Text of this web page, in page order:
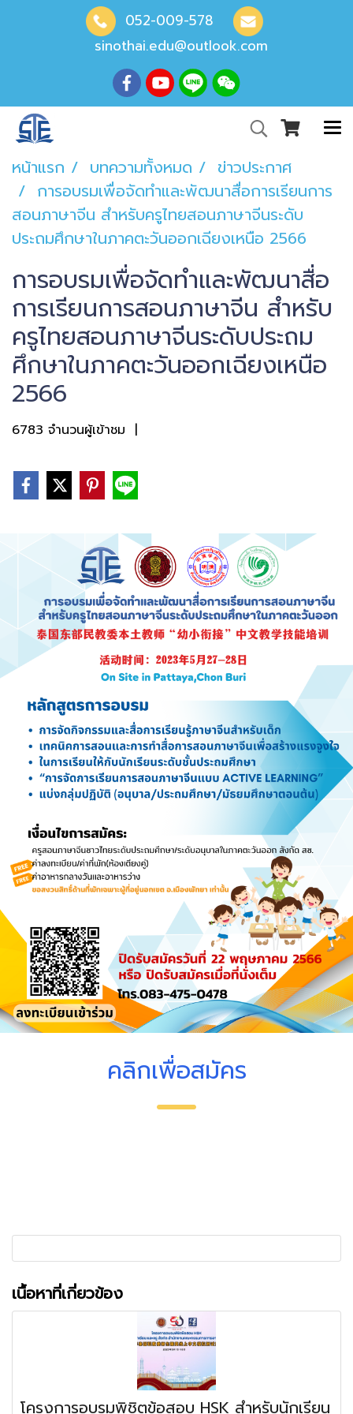
052-009-578
sinothai.edu@outlook.com
หน้าแรก บทความทั้งหมด
ข่าวประกาศ
การอบรมเพื่อจัดทำและพัฒนาสื่อการเรียนการ
สอนภาษาจีน สำหรับครูไทยสอนภาษาจีนระดับ
ประถมศึกษาในภาคตะวันออกเฉียงเหนือ 2566
การอบรมเพื่อจัดทำและพัฒนาสื่อ
การเรียนการสอนภาษาจีน สำหรับ
ครูไทยสอนภาษาจีนระดับประถม
ศึกษาในภาคตะวันออกเฉียงเหนือ
2566
6783 จำนวนผู้เข้าชม |
คลิกเพื่อสมัคร
เนื้อหาที่เกี่ยวข้อง
โครงการอบรมพิชิตข้อสอบ HSK สำหรับนักเรียน